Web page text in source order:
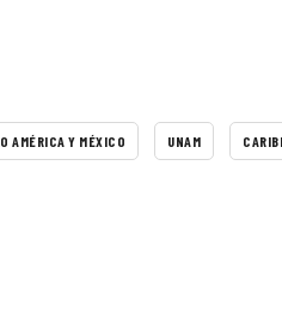
AMÉRICA Y MÉXICO UNAM